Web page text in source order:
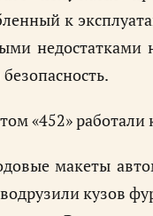
к
недостатками
«452»
макеты
кузов